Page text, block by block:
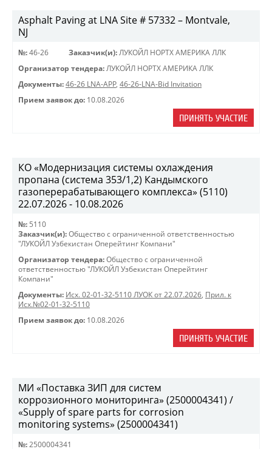
Asphalt Paving at LNA Site # 57332 – Montvale,
NJ
№: 46-26 Заказчик(и): ЛУКОЙЛ НОРТХ АМЕРИКА ЛЛК
Организатор тендера: ЛУКОЙЛ НОРТХ АМЕРИКА ЛЛК
Документы: 46-26 LNA-APP, 46-26-LNA-Bid Invitation
Прием заявок до: 10.08.2026
ПРИНЯТЬ УЧАСТИЕ
КО «Модернизация системы охлаждения
пропана (система 353/1,2) Кандымского
газоперерабатывающего комплекса» (5110)
22.07.2026 - 10.08.2026
№: 5110
Заказчик(и): Общество с ограниченной ответственностью
"ЛУКОЙЛ Узбекистан Оперейтинг Компани"
Организатор тендера: Общество с ограниченной
ответственностью "ЛУКОЙЛ Узбекистан Оперейтинг
Компани"
Документы: Исх. 02-01-32-5110 ЛУОК от 22.07.2026, Прил. к
Исх.№02-01-32-5110
Прием заявок до: 10.08.2026
ПРИНЯТЬ УЧАСТИЕ
МИ «Поставка ЗИП для систем
коррозионного мониторинга» (2500004341) /
«Supply of spare parts for corrosion
monitoring systems» (2500004341)
№: 2500004341